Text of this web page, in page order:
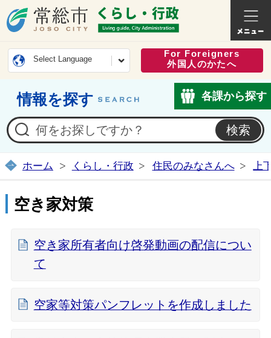
常総市公式ホームページ
くらし
Select Language
For Foreigners
外国人のかたへ
情報を探す 各課から探す
ホーム くらし・行政 住民のみなさんへ 上
空き家対策
空き家所有者向け啓発動画の配信につい
て
空家等対策パンフレットを作成しました